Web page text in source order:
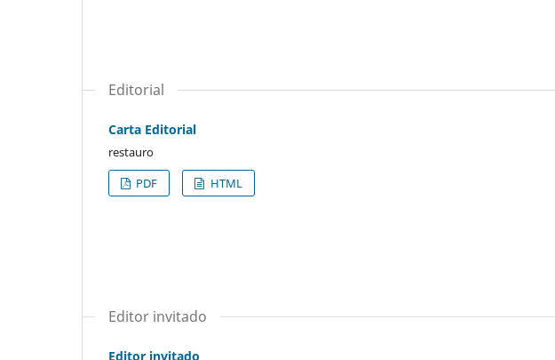
Editorial
Carta Editorial
restauro
PDF
HTML
Editor invitado
Editor invitado